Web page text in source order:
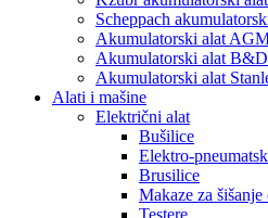
Scheppach
Akumulatorski alat
Akumulatorski alat B&D
Akumulatorski alat
Alati i mašine
Električni alat
Bušilice
Elektro-
Brusilice
Makaze za šišanje
Testere